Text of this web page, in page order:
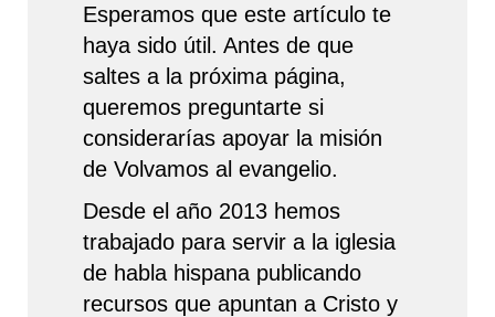
Esperamos que este artículo te
haya sido útil. Antes de que
saltes a la próxima página,
queremos preguntarte si
considerarías apoyar la misión
de Volvamos al evangelio.
Desde el año 2013 hemos
trabajado para servir a la iglesia
de habla hispana publicando
recursos que apuntan a Cristo y